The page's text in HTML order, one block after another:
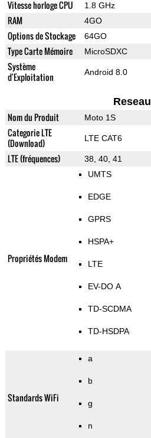
Vitesse horloge CPU 1.8 GHz
RAM 4GO
Options de Stockage 64GO
Type Carte Mémoire MicroSDXC
Système
d'Exploitation
Android 8.0
Reseau
Nom du Produit Moto 1S
Categorie LTE
(Download)
LTE CAT6
LTE (fréquences) 38, 40, 41
Propriétés Modem
UMTS
EDGE
GPRS
HSPA+
LTE
EV-DO A
TD-SCDMA
TD-HSDPA
Standards WiFi
a
b
g
n